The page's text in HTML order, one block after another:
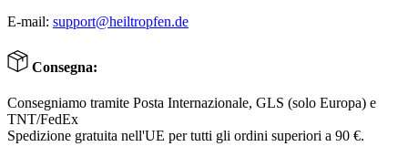
E-mail: support@heiltropfen.de
Consegna:
Consegniamo tramite Posta Internazionale, GLS (solo Europa) e
TNT/FedEx
Spedizione gratuita nell'UE per tutti gli ordini superiori a 90 €.